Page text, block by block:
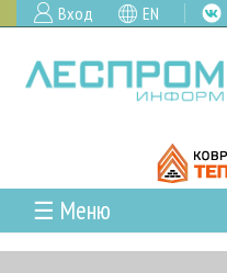
Вход EN
☰ Меню
ГЛАВНАЯ